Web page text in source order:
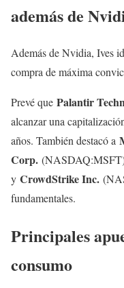
además de
Además de Nvidia, Ives
compra de máxima
Prevé que Palantir
alcanzar una
años. También destacó a
Corp.
y CrowdStrike Inc.
fundamentales.
Principales
consumo